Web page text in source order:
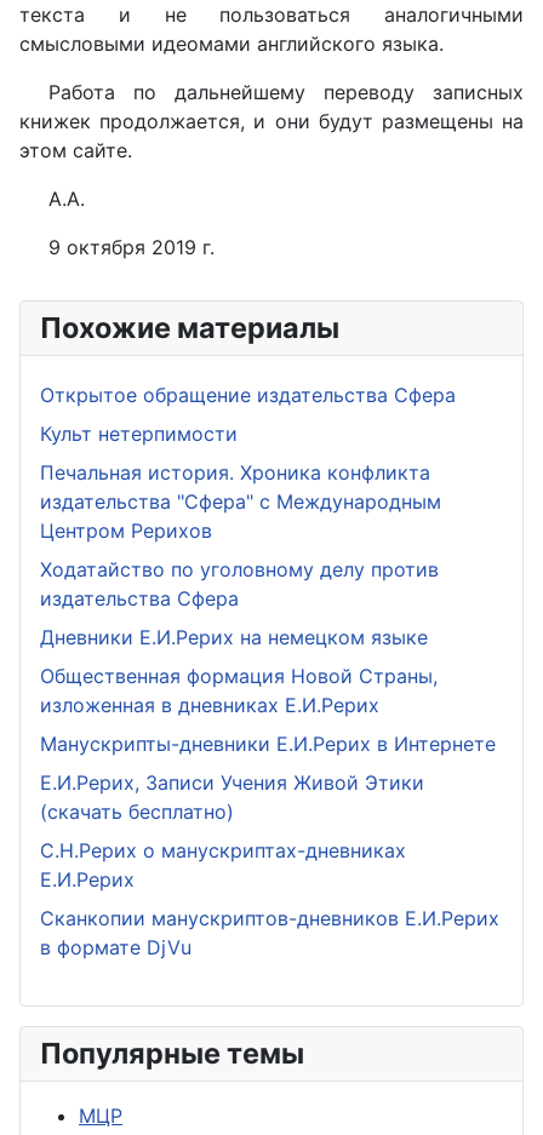
текста и не пользоваться аналогичными
смысловыми идеомами английского языка.
Работа по дальнейшему переводу записных
книжек продолжается, и они будут размещены на
этом сайте.
А.А.
9 октября 2019 г.
Похожие материалы
Открытое обращение издательства Сфера
Культ нетерпимости
Печальная история. Хроника конфликта
издательства "Сфера" с Международным
Центром Рерихов
Ходатайство по уголовному делу против
издательства Сфера
Дневники Е.И.Рерих на немецком языке
Общественная формация Новой Страны,
изложенная в дневниках Е.И.Рерих
Манускрипты-дневники Е.И.Рерих в Интернете
Е.И.Рерих, Записи Учения Живой Этики
(скачать бесплатно)
С.Н.Рерих о манускриптах-дневниках
Е.И.Рерих
Сканкопии манускриптов-дневников Е.И.Рерих
в формате DjVu
Популярные темы
МЦР